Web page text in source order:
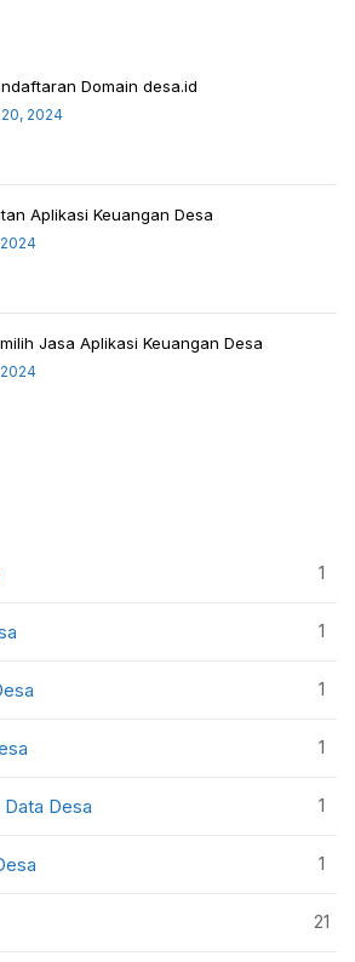
Domain desa.id
2024
Aplikasi Keuangan Desa
Jasa Aplikasi Keuangan Desa
1
1
1
1
Desa 1
1
21